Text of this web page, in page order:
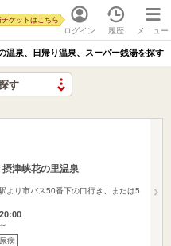
ログイン
チケットはこちら
履歴 メニュー
温泉、日帰り温泉、スーパー銭湯を探す
す
津峡花の里温泉
より市バス50番下の口行き、または5
病